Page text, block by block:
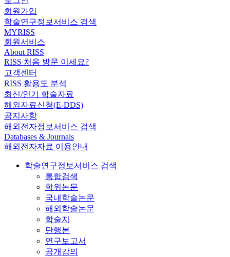
회원가입
학술연구정보서비스 검색
MYRISS
회원서비스
About RISS
RISS 처음 방문 이세요?
고객센터
RISS 활용도 분석
최신/인기 학술자료
해외자료신청(E-DDS)
공지사항
해외전자정보서비스 검색
Databases & Journals
해외전자자료 이용안내
학술연구정보서비스 검색
통합검색
학위논문
국내학술논문
해외학술논문
학술지
단행본
연구보고서
공개강의